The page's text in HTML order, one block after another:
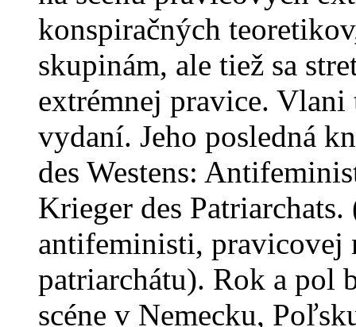
konspiračných
skupinám, ale tiež sa
extrémnej pravice.
vydaní. Jeho posledná
des Westens:
Krieger des
antifeministi, pravicovej
patriarchátu). Rok a pol
scéne v Nemecku,